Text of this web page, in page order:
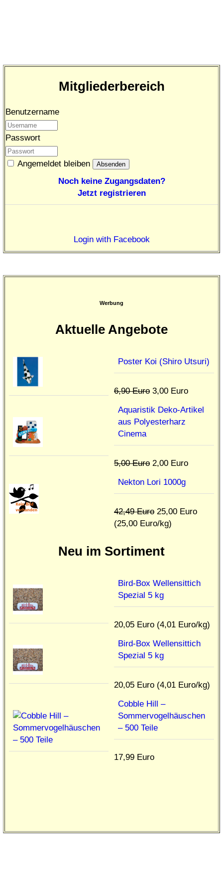
Mitgliederbereich
Benutzername
Passwort
Angemeldet bleiben
Noch keine Zugangsdaten?
Jetzt registrieren
Login with Facebook
Werbung
Aktuelle Angebote
Poster Koi (Shiro Utsuri)
6,90 Euro 3,00 Euro
Aquaristik Deko-Artikel
aus Polyesterharz
Cinema
5,00 Euro 2,00 Euro
Nekton Lori 1000g
42,49 Euro 25,00 Euro
(25,00 Euro/kg)
Neu im Sortiment
Bird-Box Wellensittich
Spezial 5 kg
20,05 Euro (4,01 Euro/kg)
Bird-Box Wellensittich
Spezial 5 kg
20,05 Euro (4,01 Euro/kg)
Cobble Hill –
Sommervogelhäuschen
– 500 Teile
17,99 Euro